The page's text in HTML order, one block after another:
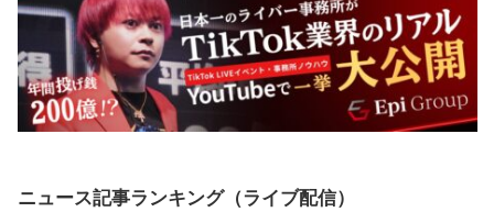
ニュース記事ランキング（ライブ配信）